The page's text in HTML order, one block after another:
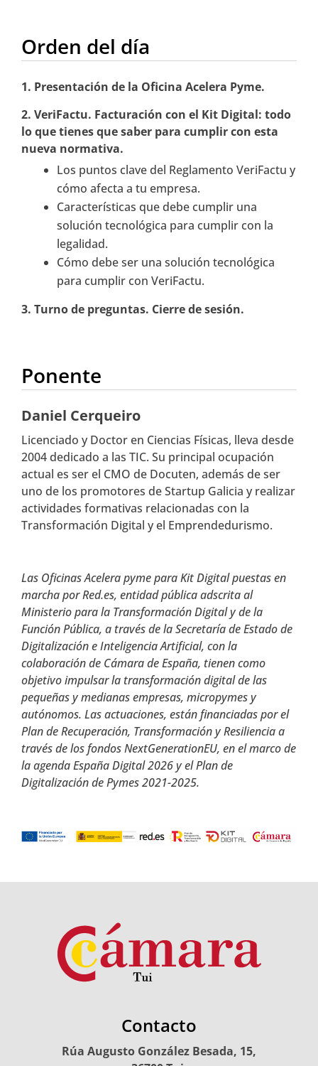
Orden del día
1. Presentación de la Oficina Acelera Pyme.
2. VeriFactu. Facturación con el Kit Digital: todo
lo que tienes que saber para cumplir con esta
nueva normativa.
Los puntos clave del Reglamento VeriFactu y
cómo afecta a tu empresa.
Características que debe cumplir una
solución tecnológica para cumplir con la
legalidad.
Cómo debe ser una solución tecnológica
para cumplir con VeriFactu.
3. Turno de preguntas. Cierre de sesión.
Ponente
Daniel Cerqueiro
Licenciado y Doctor en Ciencias Físicas, lleva desde
2004 dedicado a las TIC. Su principal ocupación
actual es ser el CMO de Docuten, además de ser
uno de los promotores de Startup Galicia y realizar
actividades formativas relacionadas con la
Transformación Digital y el Emprendedurismo.
Las Oficinas Acelera pyme para Kit Digital puestas en
marcha por Red.es, entidad pública adscrita al
Ministerio para la Transformación Digital y de la
Función Pública, a través de la Secretaría de Estado de
Digitalización e Inteligencia Artificial, con la
colaboración de Cámara de España, tienen como
objetivo impulsar la transformación digital de las
pequeñas y medianas empresas, micropymes y
autónomos. Las actuaciones, están financiadas por el
Plan de Recuperación, Transformación y Resiliencia a
través de los fondos NextGenerationEU, en el marco de
la agenda España Digital 2026 y el Plan de
Digitalización de Pymes 2021-2025.
Contacto
Rúa Augusto González Besada, 15,